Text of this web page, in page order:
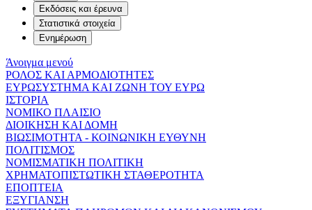
Εκδόσεις και έρευνα
Στατιστικά στοιχεία
Ενημέρωση
Άνοιγμα μενού
ΡΟΛΟΣ ΚΑΙ ΑΡΜΟΔΙΟΤΗΤΕΣ
ΕΥΡΩΣΥΣΤΗΜΑ ΚΑΙ ΖΩΝΗ ΤΟΥ ΕΥΡΩ
ΙΣΤΟΡΙΑ
ΝΟΜΙΚΟ ΠΛΑΙΣΙΟ
ΔΙΟΙΚΗΣΗ ΚΑΙ ΔΟΜΗ
ΒΙΩΣΙΜΟΤΗΤΑ - ΚΟΙΝΩΝΙΚΗ ΕΥΘΥΝΗ
ΠΟΛΙΤΙΣΜΟΣ
ΝΟΜΙΣΜΑΤΙΚΗ ΠΟΛΙΤΙΚΗ
ΧΡΗΜΑΤΟΠΙΣΤΩΤΙΚΗ ΣΤΑΘΕΡΟΤΗΤΑ
ΕΠΟΠΤΕΙΑ
ΕΞΥΓΙΑΝΣΗ